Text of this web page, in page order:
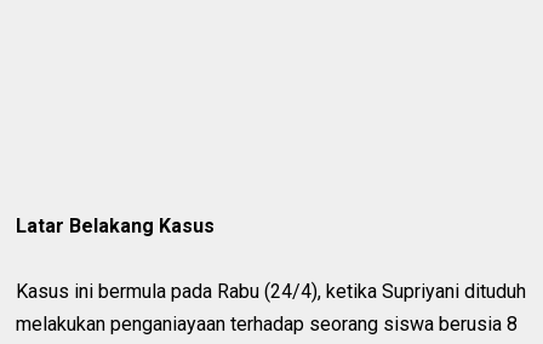
Latar Belakang Kasus
Kasus ini bermula pada Rabu (24/4), ketika Supriyani dituduh
melakukan penganiayaan terhadap seorang siswa berusia 8